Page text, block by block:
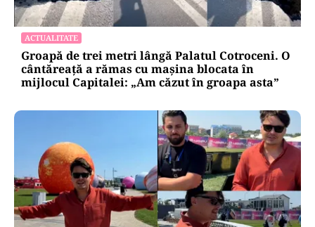
ACTUALITATE
Groapă de trei metri lângă Palatul Cotroceni. O
cântăreață a rămas cu mașina blocata în
mijlocul Capitalei: „Am căzut în groapa asta”